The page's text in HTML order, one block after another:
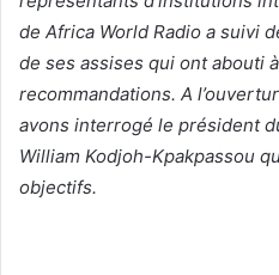
de Africa World Radio a suivi
de ses assises qui ont abouti
recommandations. A
avons interrogé le président
William Kodjoh-Kpakpassou
objectifs.